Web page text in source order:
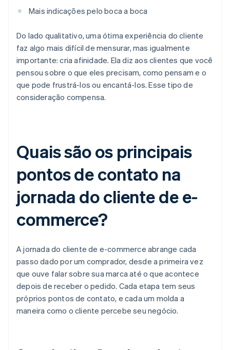
Mais indicações pelo boca a boca
Do lado qualitativo, uma ótima experiência do cliente
faz algo mais difícil de mensurar, mas igualmente
importante: cria afinidade. Ela diz aos clientes que você
pensou sobre o que eles precisam, como pensam e o
que pode frustrá-los ou encantá-los. Esse tipo de
consideração compensa.
Quais são os principais
pontos de contato na
jornada do cliente de e-
commerce?
A jornada do cliente de e-commerce abrange cada
passo dado por um comprador, desde a primeira vez
que ouve falar sobre sua marca até o que acontece
depois de receber o pedido. Cada etapa tem seus
próprios pontos de contato, e cada um molda a
maneira como o cliente percebe seu negócio.